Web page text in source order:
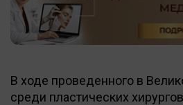
В ходе проведенного в
среди пластических